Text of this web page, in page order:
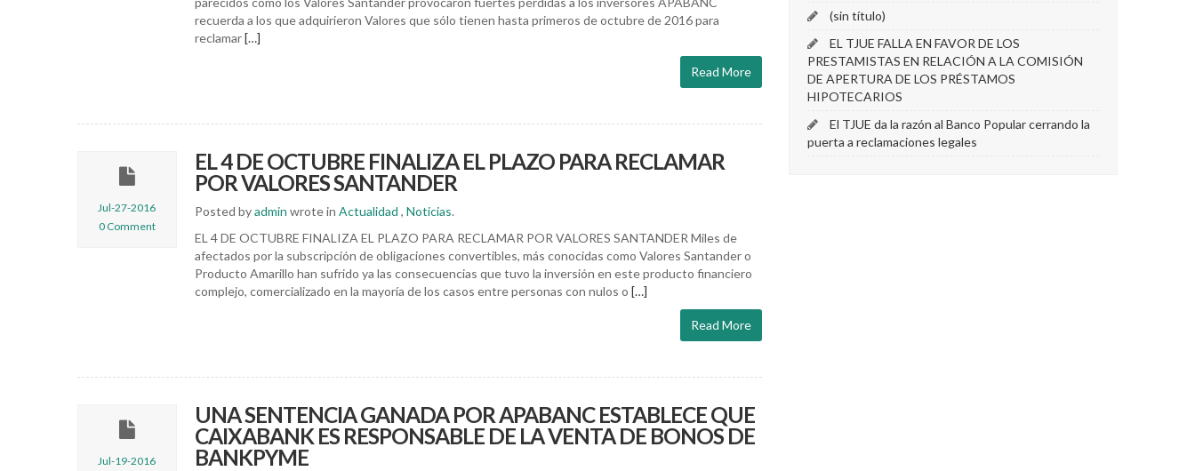
recuerda a los que adquirieron Valores que sólo tienen hasta primeros de octubre de 2016 para
reclamar[…]
Read More
Jul-27-2016
0 Comment
EL 4 DE OCTUBRE FINALIZA EL PLAZO PARA RECLAMAR
POR VALORES SANTANDER
Posted byadmin wrote in Actualidad , Noticias.
EL 4 DE OCTUBRE FINALIZA EL PLAZO PARA RECLAMAR POR VALORES SANTANDER Miles de
afectados por la subscripción de obligaciones convertibles, más conocidas como Valores Santander o
Producto Amarillo han sufrido ya las consecuencias que tuvo la inversión en este producto financiero
complejo, comercializado en la mayoría de los casos entre personas con nulos o […]
Read More
Jul-19-2016
UNA SENTENCIA GANADA POR APABANC ESTABLECE QUE
CAIXABANK ES RESPONSABLE DE LA VENTA DE BONOS DE
BANKPYME
(sin título)
EL TJUE FALLA EN FAVOR DE LOS
PRESTAMISTAS EN RELACIÓN A LA COMISIÓN
DE APERTURA DE LOS PRÉSTAMOS
HIPOTECARIOS
El TJUE da la razón al Banco Popular cerrando la
puerta a reclamaciones legales